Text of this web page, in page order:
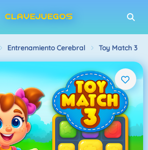
Entrenamiento Cerebral Toy Match 3